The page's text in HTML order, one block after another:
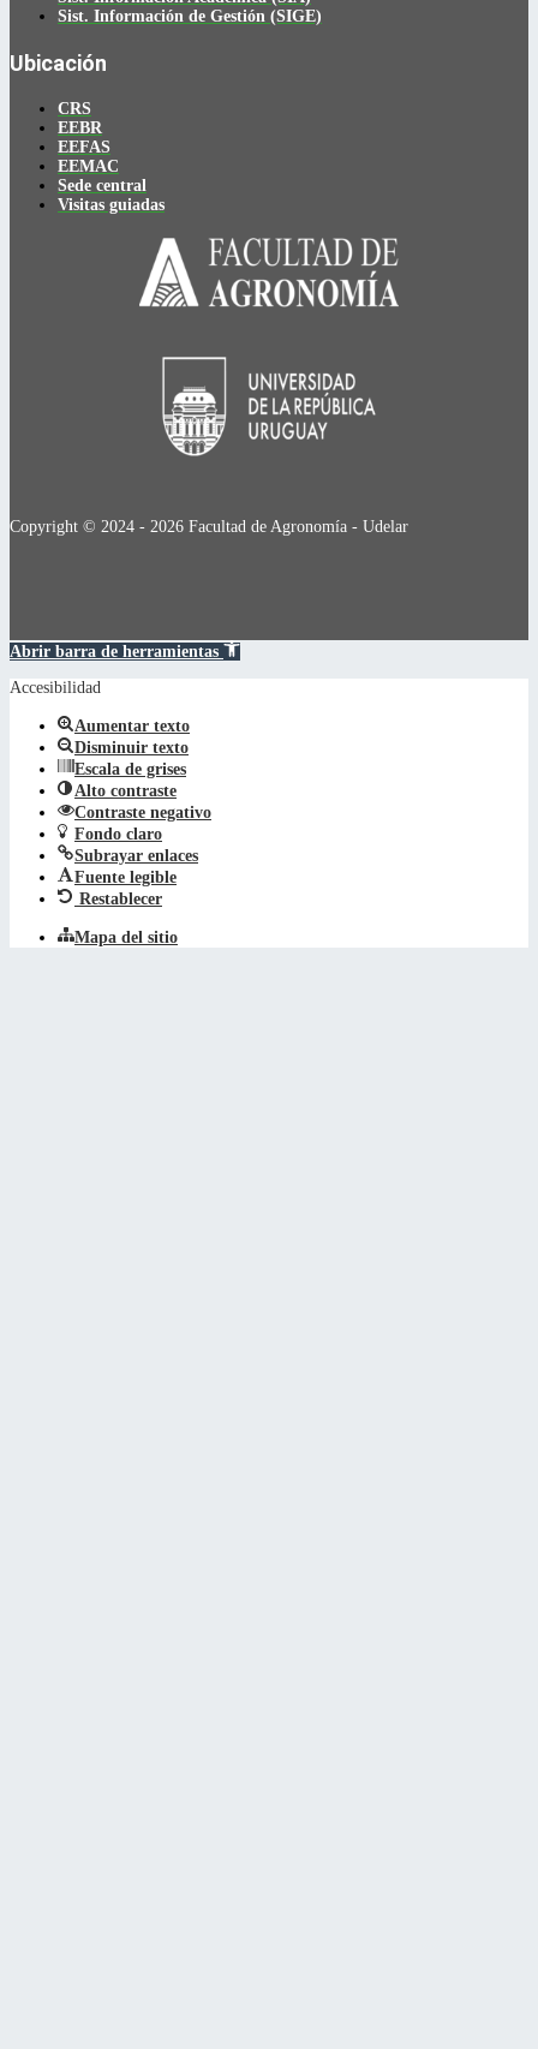
Sist. Información de Gestión (SIGE)
Ubicación
CRS
EEBR
EEFAS
EEMAC
Sede central
Visitas guiadas
Copyright © 2024 - 2026 Facultad de Agronomía - Udelar
Abrir barra de herramientas
Accesibilidad
Aumentar texto
Disminuir texto
Escala de grises
Alto contraste
Contraste negativo
Fondo claro
Subrayar enlaces
Fuente legible
Restablecer
Mapa del sitio